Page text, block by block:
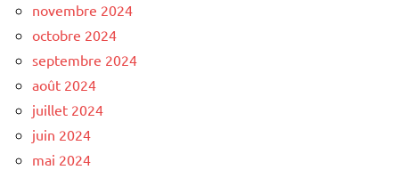
novembre 2024
octobre 2024
septembre 2024
août 2024
juillet 2024
juin 2024
mai 2024